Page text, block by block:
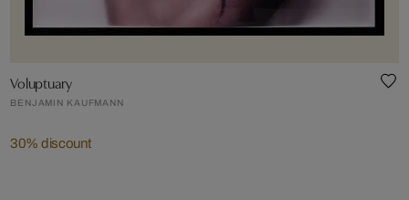
Voluptuary
BENJAMIN KAUFMANN
30% discount